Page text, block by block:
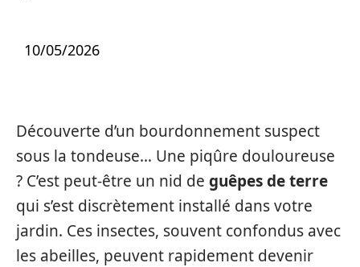
10/05/2026
Découverte d’un bourdonnement suspect
sous la tondeuse… Une piqûre douloureuse
? C’est peut-être un nid de guêpes de terre
qui s’est discrètement installé dans votre
jardin. Ces insectes, souvent confondus avec
les abeilles, peuvent rapidement devenir